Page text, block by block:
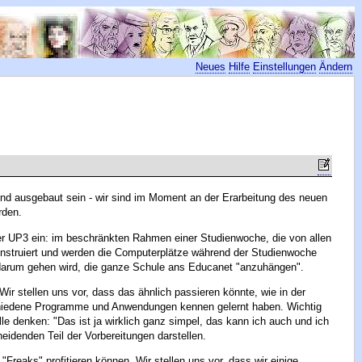
Neues Hilfe Einstellungen Ändern
ausgebaut sein - wir sind im Moment an der Erarbeitung des neuen
ein: im beschränkten Rahmen einer Studienwoche, die von allen
und werden die Computerplätze während der Studienwoche
gehen wird, die ganze Schule ans Educanet "anzuhängen".
stellen uns vor, dass das ähnlich passieren könnte, wie in der
Programme und Anwendungen kennen gelernt haben. Wichtig
denken: "Das ist ja wirklich ganz simpel, das kann ich auch und ich
Teil der Vorbereitungen darstellen.